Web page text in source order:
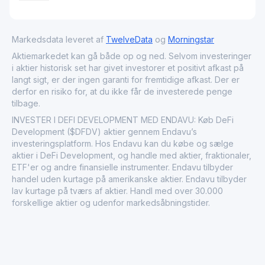
Markedsdata leveret af TwelveData og Morningstar
Aktiemarkedet kan gå både op og ned. Selvom investeringer
i aktier historisk set har givet investorer et positivt afkast på
langt sigt, er der ingen garanti for fremtidige afkast. Der er
derfor en risiko for, at du ikke får de investerede penge
tilbage.
INVESTER I DEFI DEVELOPMENT MED ENDAVU: Køb DeFi
Development ($DFDV) aktier gennem Endavu’s
investeringsplatform. Hos Endavu kan du købe og sælge
aktier i DeFi Development, og handle med aktier, fraktionaler,
ETF'er og andre finansielle instrumenter. Endavu tilbyder
handel uden kurtage på amerikanske aktier. Endavu tilbyder
lav kurtage på tværs af aktier. Handl med over 30.000
forskellige aktier og udenfor markedsåbningstider.